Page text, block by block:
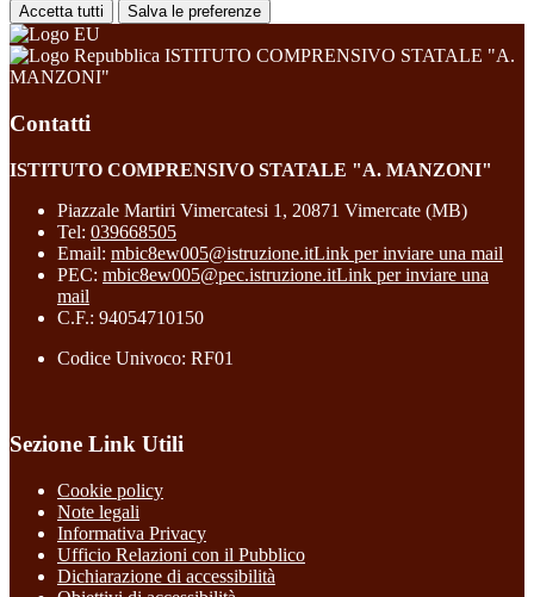
Accetta tutti Salva le preferenze
ISTITUTO COMPRENSIVO STATALE "A.
MANZONI"
Contatti
ISTITUTO COMPRENSIVO STATALE "A. MANZONI"
Piazzale Martiri Vimercatesi 1, 20871 Vimercate (MB)
Tel: 039668505
Email: mbic8ew005@istruzione.itLink per inviare una mail
PEC: mbic8ew005@pec.istruzione.itLink per inviare una
mail
C.F.: 94054710150
Codice Univoco: RF01
Sezione Link Utili
Cookie policy
Note legali
Informativa Privacy
Ufficio Relazioni con il Pubblico
Dichiarazione di accessibilità